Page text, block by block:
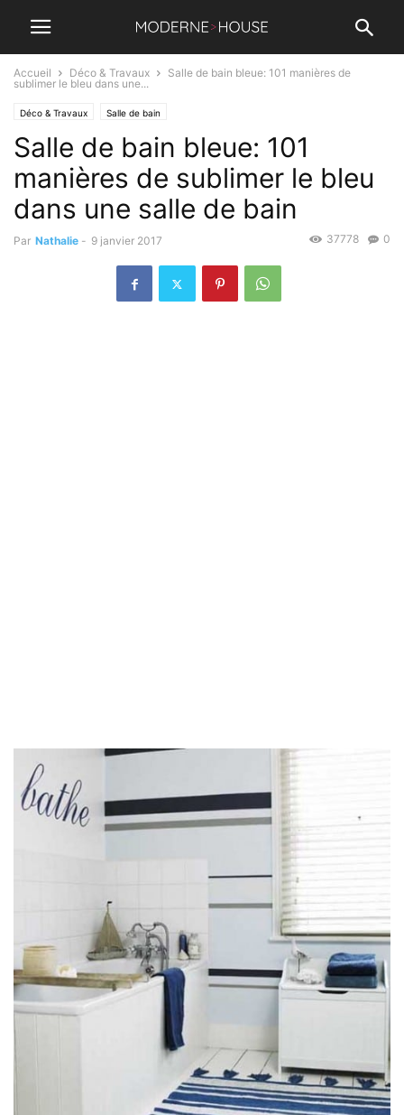
Accueil Déco & Travaux
Salle de bain bleue: 101 manières de
sublimer le bleu dans une...
Déco & Travaux Salle de bain
Salle de bain bleue: 101
manières de sublimer le bleu
dans une salle de bain
Par Nathalie - 9 janvier 2017 0
37778